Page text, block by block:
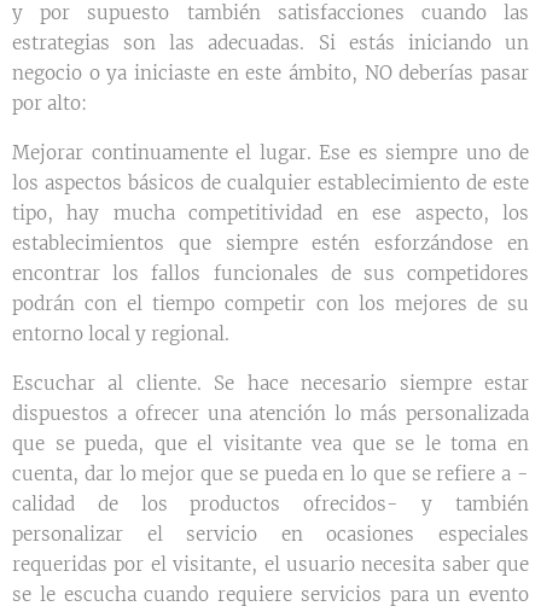
y por supuesto también satisfacciones cuando las
estrategias son las adecuadas. Si estás iniciando un
negocio o ya iniciaste en este ámbito, NO deberías pasar
por alto:
Mejorar continuamente el lugar. Ese es siempre uno de
los aspectos básicos de cualquier establecimiento de este
tipo, hay mucha competitividad en ese aspecto, los
establecimientos que siempre estén esforzándose en
encontrar los fallos funcionales de sus competidores
podrán con el tiempo competir con los mejores de su
entorno local y regional.
Escuchar al cliente. Se hace necesario siempre estar
dispuestos a ofrecer una atención lo más personalizada
que se pueda, que el visitante vea que se le toma en
cuenta, dar lo mejor que se pueda en lo que se refiere a -
calidad de los productos ofrecidos- y también
personalizar el servicio en ocasiones especiales
requeridas por el visitante, el usuario necesita saber que
se le escucha cuando requiere servicios para un evento